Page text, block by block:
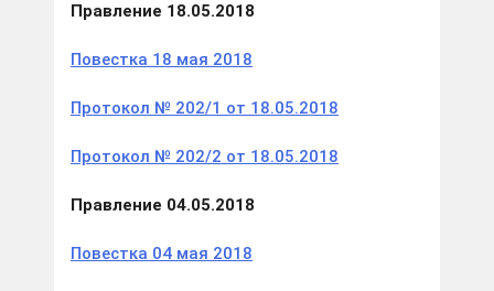
Правление 18.05.2018
Повестка 18 мая 2018
Протокол № 202/1 от 18.05.2018
Протокол № 202/2 от 18.05.2018
Правление 04.05.2018
Повестка 04 мая 2018